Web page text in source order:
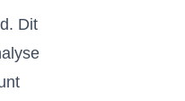
Dit